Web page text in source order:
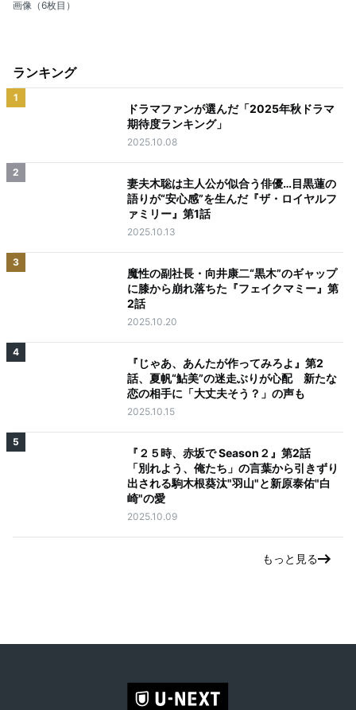
画像（6枚目）
ランキング
1
ドラマファンが選んだ「2025年秋ドラマ
期待度ランキング」
2025.10.08
2
妻夫木聡は主人公が似合う俳優…目黒蓮の
語りが“安心感”を生んだ『ザ・ロイヤルフ
ァミリー』第1話
2025.10.13
3
魔性の副社長・向井康二“黒木”のギャップ
に膝から崩れ落ちた『フェイクマミー』第
2話
2025.10.20
4
『じゃあ、あんたが作ってみろよ』第2
話、夏帆“鮎美”の迷走ぶりが心配 新たな
恋の相手に「大丈夫そう？」の声も
2025.10.15
5
『２５時、赤坂で Season２』第2話
「別れよう、俺たち」の言葉から引きずり
出される駒木根葵汰"羽山"と新原泰佑"白
崎"の愛
2025.10.09
もっと見る